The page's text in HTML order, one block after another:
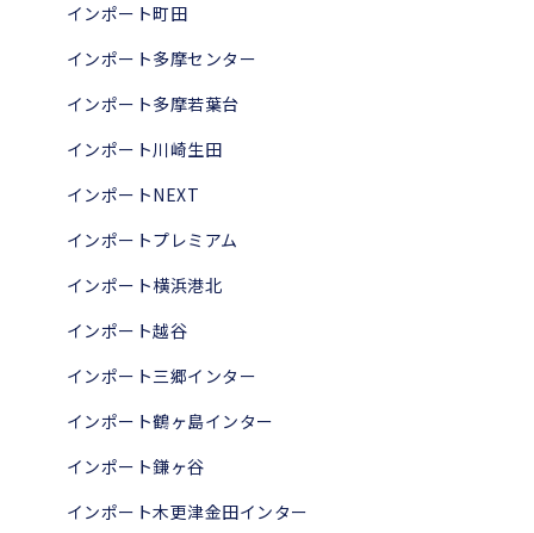
インポート町田
インポート多摩センター
インポート多摩若葉台
インポート川崎生田
インポートNEXT
インポートプレミアム
インポート横浜港北
インポート越谷
インポート三郷インター
インポート鶴ヶ島インター
インポート鎌ヶ谷
インポート木更津金田インター